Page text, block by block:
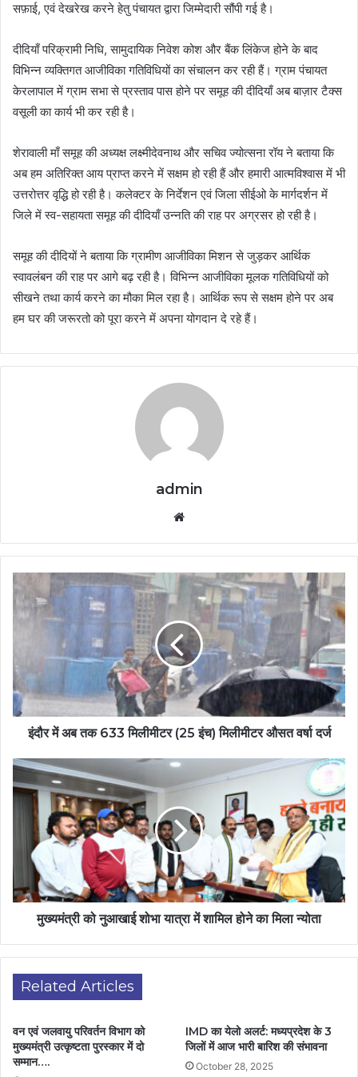
सफ़ाई, एवं देखरेख करने हेतु पंचायत द्वारा जिम्मेदारी सौंपी गई है।
दीदियाँ परिक्रामी निधि, सामुदायिक निवेश कोश और बैंक लिंकेज होने के बाद
विभिन्न व्यक्तिगत आजीविका गतिविधियों का संचालन कर रही हैं। ग्राम पंचायत
केरलापाल में ग्राम सभा से प्रस्ताव पास होने पर समूह की दीदियाँ अब बाज़ार टैक्स
वसूली का कार्य भी कर रही है।
शेरावाली माँ समूह की अध्यक्ष लक्ष्मीदेवनाथ और सचिव ज्योत्सना रॉय ने बताया कि
अब हम अतिरिक्त आय प्राप्त करने में सक्षम हो रही हैं और हमारी आत्मविश्वास में भी
उत्तरोत्तर वृद्धि हो रही है। कलेक्टर के निर्देशन एवं जिला सीईओ के मार्गदर्शन में
जिले में स्व-सहायता समूह की दीदियाँ उन्नति की राह पर अग्रसर हो रही है।
समूह की दीदियों ने बताया कि ग्रामीण आजीविका मिशन से जुड़कर आर्थिक
स्वावलंबन की राह पर आगे बढ़ रही है। विभिन्न आजीविका मूलक गतिविधियों को
सीखने तथा कार्य करने का मौका मिल रहा है। आर्थिक रूप से सक्षम होने पर अब
हम घर की जरूरतो को पूरा करने में अपना योगदान दे रहे हैं।
admin
इंदौर में अब तक 633 मिलीमीटर (25 इंच) मिलीमीटर औसत वर्षा दर्ज
मुख्यमंत्री को नुआखाई शोभा यात्रा में शामिल होने का मिला न्योता
Related Articles
वन एवं जलवायु परिवर्तन विभाग को
मुख्यमंत्री उत्कृष्टता पुरस्कार में दो
सम्मान….
IMD का येलो अलर्ट: मध्यप्रदेश के 3
जिलों में आज भारी बारिश की संभावना
October 28, 2025